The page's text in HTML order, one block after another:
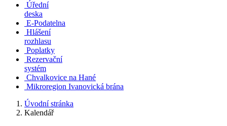
Úřední
deska
E-Podatelna
Hlášení
rozhlasu
Poplatky
Rezervační
systém
Chvalkovice na Hané
Mikroregion Ivanovická brána
Úvodní stránka
Kalendář